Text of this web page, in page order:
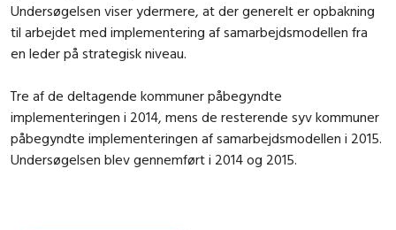
Undersøgelsen viser ydermere, at der generelt er opbakning
til arbejdet med implementering af samarbejdsmodellen fra
en leder på strategisk niveau.
Tre af de deltagende kommuner påbegyndte
implementeringen i 2014, mens de resterende syv kommuner
påbegyndte implementeringen af samarbejdsmodellen i 2015.
Undersøgelsen blev gennemført i 2014 og 2015.